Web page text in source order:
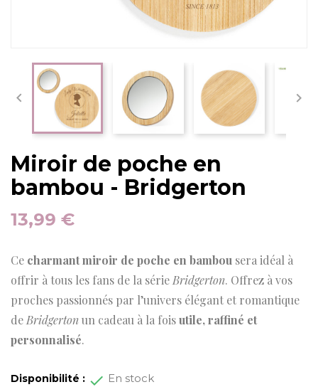
 
Miroir de poche en
bambou - Bridgerton
13,99 €
Ce charmant miroir de poche en bambou sera idéal à
offrir à tous les fans de la série Bridgerton. Offrez à vos
proches passionnés par l’univers élégant et romantique
de Bridgertonun cadeau à la foisutile, raffiné et
personnalisé.
Disponibilité : En stock